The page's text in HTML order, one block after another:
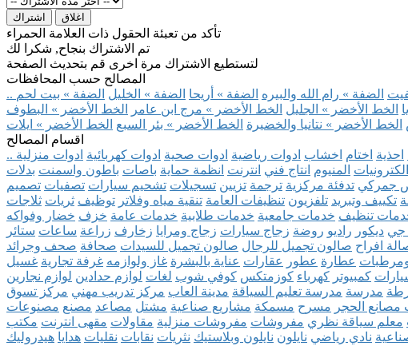
اشتراك اغلاق
تأكد من تعبئة الحقول ذات العلامة الحمراء
تم الاشتراك بنجاح, شكرا لك
لتستطيع الاشتراك مرة اخرى قم بتحديث الصفحة
المصالح حسب المحافظات
الضفة » رام الله والبيره الضفة » أريحا الضفة » الخليل الضفة » بيت لحم
الخط الأخضر » الجليل الخط الأخضر » مرج ابن عامر
الخط الأخضر » البطوف
الخط الأخضر » نتانيا والخضيرة الخط الأخضر » بئر السبع الخط الأخضر » ايلات
اقسام المصالح
احذية اختام اخشاب ادوات رياضية ادوات صحية ادوات كهربائية ادوات منزلية
الكترونيات المنيوم انتاج فني انترنت انظمة حماية باصات باطون واسمنت بدلات
جمركي تدفئة مركزية ترجمة تزيين تسجيلات تشحيم سيارات تصفيات تصميم
تكييف وتبريد تلفزيون تنظيفات العامة تنقية مياه وفلاتر توظيف ثريات ثلاجات
تنظيف خدمات جامعية خدمات طلابية خدمات عامة خزف خضار وفواكه
جي ديكور راديو روضة زجاج سيارات زجاج ومرايا زخارف زراعة ساعات ستائر
افراح صالون تجميل للرجال صالون تجميل للسيدات صحافة صحف وجرائد
عطارة عطور عقارات عناية بالبشرة غاز ولوازمه غرفة تجارية غسيل
كمبيوتر كهرباء كوزمتكس كوفي شوب لغات لوازم حدادين لوازم نجارين
مدرسة مدرسة تعليم السياقة مدينة العاب مركز تدريب مهني مركز تسوق
الحجر مسرح مسمكة مشاريع صناعية مشتل مصاعد مصنع مصنوعات
معلم سياقة نظري مفروشات مفروشات منزلية مقاولات مقهى انترنت مكتب
نادي رياضي نايلون نايلون وبلاستيك نثريات نقابات نقليات هدايا هيدروليك